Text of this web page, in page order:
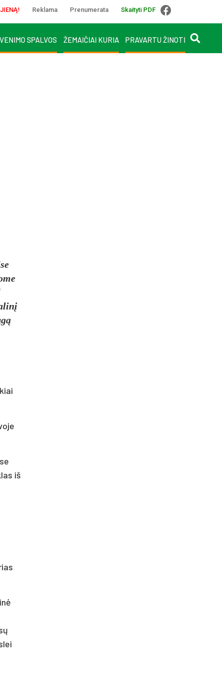
Reklama Prenumerata Skaityti PDF
SPALVOS ŽEMAIČIAI KURIA PRAVARTU ŽINOTI
iš